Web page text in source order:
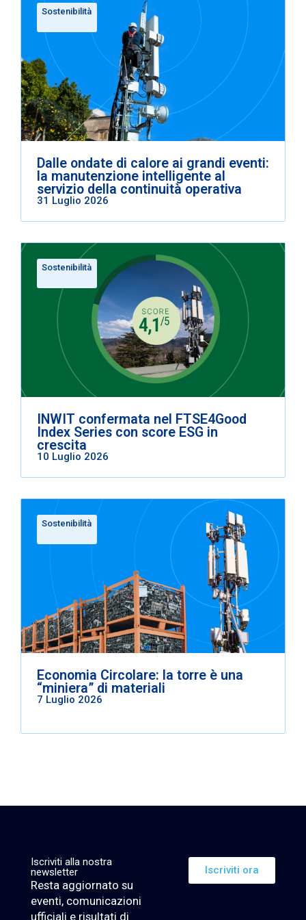
Sostenibilità
Dalle ondate di calore ai grandi eventi:
la manutenzione intelligente al
servizio della continuità operativa
31 Luglio 2026
Sostenibilità
INWIT confermata nel FTSE4Good
Index Series con score ESG in
crescita
10 Luglio 2026
Sostenibilità
Economia Circolare: la torre è una
“miniera” di materiali
7 Luglio 2026
Iscriviti alla nostra
newsletter
Resta aggiornato su
eventi, comunicazioni
ufficiali e risultati di
Iscriviti ora